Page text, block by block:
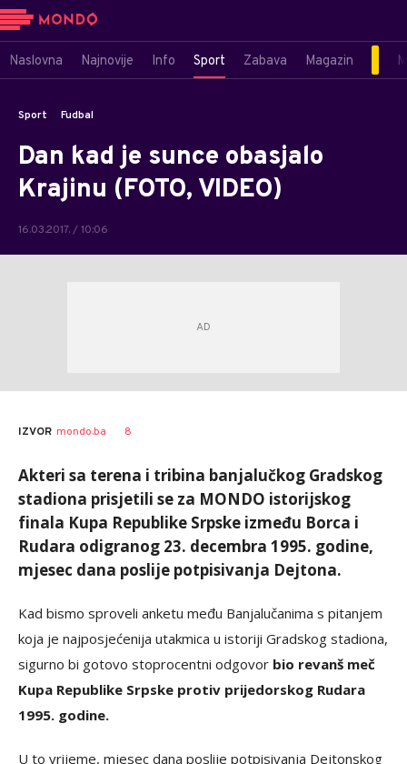
Naslovna Najnovije Info Sport Zabava Magazin
Sport Fudbal
Dan kad je sunce obasjalo
Krajinu (FOTO, VIDEO)
16.03.2017. / 10:06
AUTOR Šatara
IZVOR mondo.ba 8
Akteri sa terena i tribina banjalučkog Gradskog
stadiona prisjetili se za MONDO istorijskog
finala Kupa Republike Srpske između Borca i
Rudara odigranog 23. decembra 1995. godine,
mjesec dana poslije potpisivanja Dejtona.
Kad bismo sproveli anketu među Banjalučanima s pitanjem
koja je najposjećenija utakmica u istoriji Gradskog stadiona,
sigurno bi gotovo stoprocentni odgovor bio revanš meč
Kupa Republike Srpske protiv prijedorskog Rudara
1995. godine.
U to vrijeme, mjesec dana poslije potpisivanja Dejtonskog